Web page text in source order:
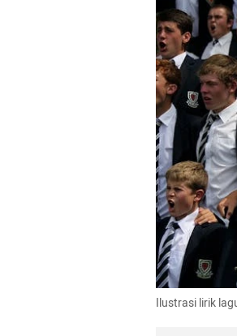
Ilustrasi lirik